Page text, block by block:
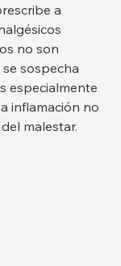
a
no son
sospecha
especialmente
inflamación no
malestar.